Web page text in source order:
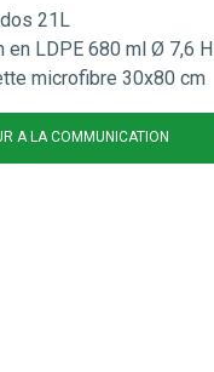
dos 21L
en LDPE 680 ml Ø 7,6
microfibre 30x80 cm
A LA COMMUNICATION